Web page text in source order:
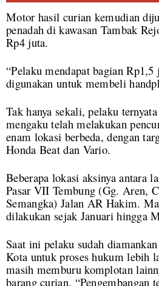
Motor hasil curian kemudian
penadah di kawasan Tambak
Rp4 juta.
“Pelaku mendapat bagian
digunakan untuk membeli
Tak hanya sekali, pelaku
mengaku telah melakukan
enam lokasi berbeda, dengan
Honda Beat dan Vario.
Beberapa lokasi aksinya antara
Pasar VII Tembung (Gg. Aren,
Semangka) Jalan AR Hakim.
dilakukan sejak Januari hingga
Saat ini pelaku sudah
Kota untuk proses hukum lebih
masih memburu komplotan
barang curian. “Pengembangan